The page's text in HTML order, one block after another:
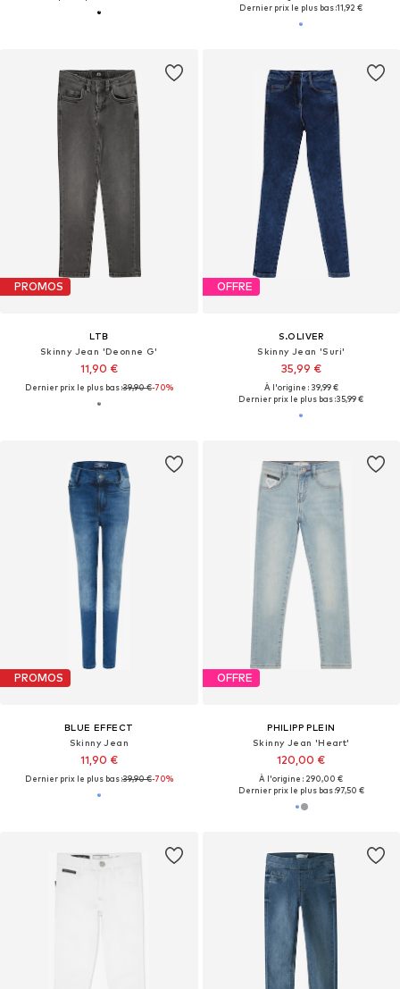
Dernier prix le plus bas :11,92 €
PROMOS
LTB
Skinny Jean 'Deonne G'
11,90 €
Dernier prix le plus bas :39,90 €-70%
OFFRE
S.OLIVER
Skinny Jean 'Suri'
35,99 €
À l'origine : 39,99 €
Dernier prix le plus bas :35,99 €
PROMOS
BLUE EFFECT
Skinny Jean
11,90 €
Dernier prix le plus bas :39,90 €-70%
OFFRE
PHILIPP PLEIN
Skinny Jean 'Heart'
120,00 €
À l'origine : 290,00 €
Dernier prix le plus bas :97,50 €